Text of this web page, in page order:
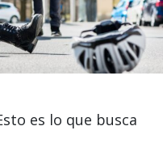
es lo que busca